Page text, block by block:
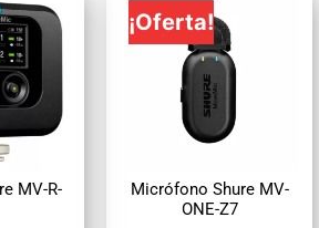
MV-R-
¡Oferta!
Micrófono Shure MV-
ONE-Z7